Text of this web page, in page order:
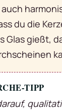
du die
Glas gießt,
TIPP